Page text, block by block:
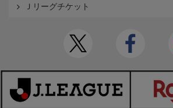
Ｊリーグチケット